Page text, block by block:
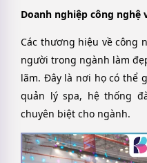
Doanh nghiệp công nghệ
Các thương hiệu về công
người trong ngành làm
lãm. Đây là nơi họ có thể
quản lý spa, hệ thống
chuyên biệt cho ngành.